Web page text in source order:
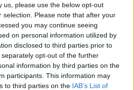
us, please use the below opt-out
selection. Please note that after your
you may continue seeing
on personal information utilized by
disclosed to third parties prior to
opt-out of the further
information by third parties on the
participants. This information may
to third parties on the IAB’s List of